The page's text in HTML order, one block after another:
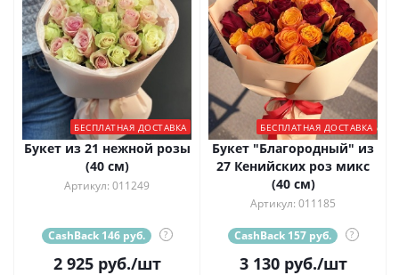
БЕСПЛАТНАЯ ДОСТАВКА
Букет из 21 нежной розы
(40 см)
Артикул: 011249
CashBack 146 руб. ?
2 925руб./шт
БЕСПЛАТНАЯ ДОСТАВКА
Букет "Благородный" из
27 Кенийских роз микс
(40 см)
Артикул: 011185
CashBack 157 руб. ?
3 130руб./шт